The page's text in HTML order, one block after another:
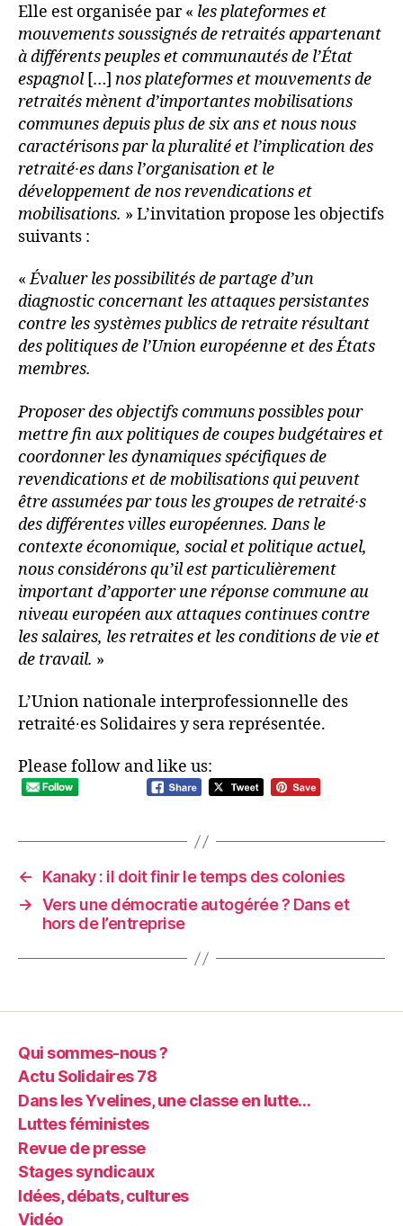
Elle est organisée par « les plateformes et
mouvements soussignés de retraités appartenant
à différents peuples et communautés de l’État
espagnol[…] nos plateformes et mouvements de
retraités mènent d’importantes mobilisations
communes depuis plus de six ans et nous nous
caractérisons par la pluralité et l’implication des
retraité∙es dans l’organisation et le
développement de nos revendications et
mobilisations. » L’invitation propose les objectifs
suivants :
«Évaluer les possibilités de partage d’un
diagnostic concernant les attaques persistantes
contre les systèmes publics de retraite résultant
des politiques de l’Union européenne et des États
membres.
Proposer des objectifs communs possibles pour
mettre fin aux politiques de coupes budgétaires et
coordonner les dynamiques spécifiques de
revendications et de mobilisations qui peuvent
être assumées par tous les groupes de retraité∙s
des différentes villes européennes. Dans le
contexte économique, social et politique actuel,
nous considérons qu’il est particulièrement
important d’apporter une réponse commune au
niveau européen aux attaques continues contre
les salaires, les retraites et les conditions de vie et
de travail. »
L’Union nationale interprofessionnelle des
retraité∙es Solidaires y sera représentée.
Please follow and like us:
←
Kanaky : il doit finir le temps des colonies
→ Vers une démocratie autogérée ? Dans et
hors de l’entreprise
Qui sommes-nous ?
Actu Solidaires 78
Dans les Yvelines, une classe en lutte…
Luttes féministes
Revue de presse
Stages syndicaux
Idées, débats, cultures
Vidéo